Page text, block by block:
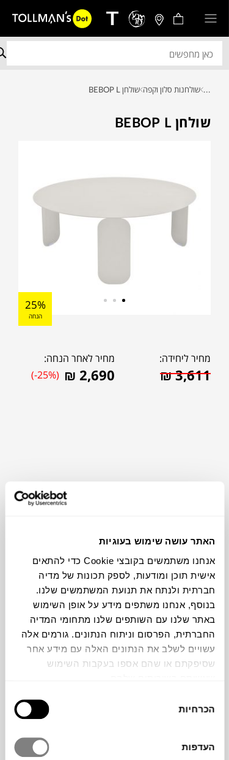
האתר עושה שימוש בעוגיות
אנחנו משתמשים בקובצי Cookie כדי להתאים
אישית תוכן ומודעות, לספק תכונות של מדיה
חברתית ולנתח את תנועת המשתמשים שלנו.
בנוסף, אנחנו משתפים מידע על אופן השימוש
באתר שלנו עם השותפים שלנו מתחומי המדיה
החברתית, הפרסום וניתוח הנתונים. גורמים אלה
עשויים לשלב את הנתונים האלה עם מידע אחר
שסיפקתם או שהם אספו בעקבות השימוש
הסכמה
הכרחיות
העדפות
... שולחנות סלון וקפה שולחן BEBOP L
שולחן BEBOP L
25%
הנחה
מחיר ליחידה:
₪3,611
מחיר לאחר הנחה:
₪ 2,690
(-25%)
להדמיית AI Design
תוכלו למצוא אותי ב:
צבעים
שולחן המתכת הנמוך של המותג הצרפתי